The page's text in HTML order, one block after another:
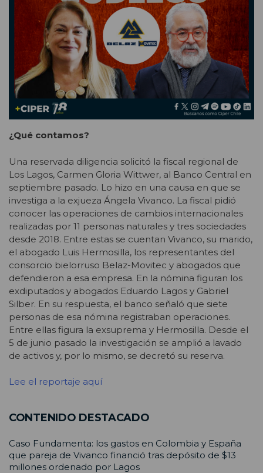
¿Qué contamos?
Una reservada diligencia solicitó la fiscal regional de
Los Lagos, Carmen Gloria Wittwer, al Banco Central en
septiembre pasado. Lo hizo en una causa en que se
investiga a la exjueza Ángela Vivanco. La fiscal pidió
conocer las operaciones de cambios internacionales
realizadas por 11 personas naturales y tres sociedades
desde 2018. Entre estas se cuentan Vivanco, su marido,
el abogado Luis Hermosilla, los representantes del
consorcio bielorruso Belaz-Movitec y abogados que
defendieron a esa empresa. En la nómina figuran los
exdiputados y abogados Eduardo Lagos y Gabriel
Silber. En su respuesta, el banco señaló que siete
personas de esa nómina registraban operaciones.
Entre ellas figura la exsuprema y Hermosilla. Desde el
5 de junio pasado la investigación se amplió a lavado
de activos y, por lo mismo, se decretó su reserva.
Lee el reportaje aquí
CONTENIDO DESTACADO
Caso Fundamenta: los gastos en Colombia y España
que pareja de Vivanco financió tras depósito de $13
millones ordenado por Lagos